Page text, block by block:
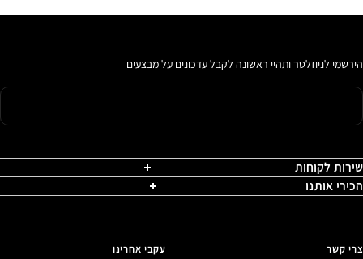
הירשמי לניוזלטר ותהיי ראשונה לקבל עדכונים על מבצעים
שירות לקוחות
הכירי אותנו
צרי קשר עקבי אחרינו